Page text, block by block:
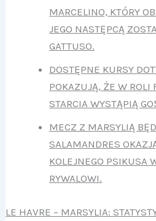
MARCELINO, KTÓRY
JEGO NASTĘPCĄ
GATTUSO.
DOSTĘPNE KURSY
POKAZUJĄ, ŻE W ROLI
STARCIA WYSTĄPIĄ
MECZ Z MARSYLIĄ
SALAMANDRES
KOLEJNEGO PSIKUSA
RYWALOWI.
LE HAVRE – MARSYLIA: